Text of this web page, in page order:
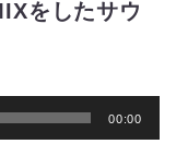
をしたサウ
00:00